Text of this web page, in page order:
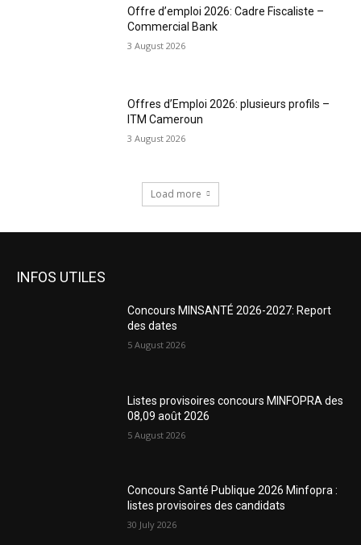
Offre d’emploi 2026: Cadre Fiscaliste –
Commercial Bank
3 August 2026
Offres d’Emploi 2026: plusieurs profils –
ITM Cameroun
3 August 2026
Load more
INFOS UTILES
Concours MINSANTÉ 2026-2027: Report
des dates
5 August 2026
Listes provisoires concours MINFOPRA des
08,09 août 2026
5 August 2026
Concours Santé Publique 2026 Minfopra :
listes provisoires des candidats
30 July 2026